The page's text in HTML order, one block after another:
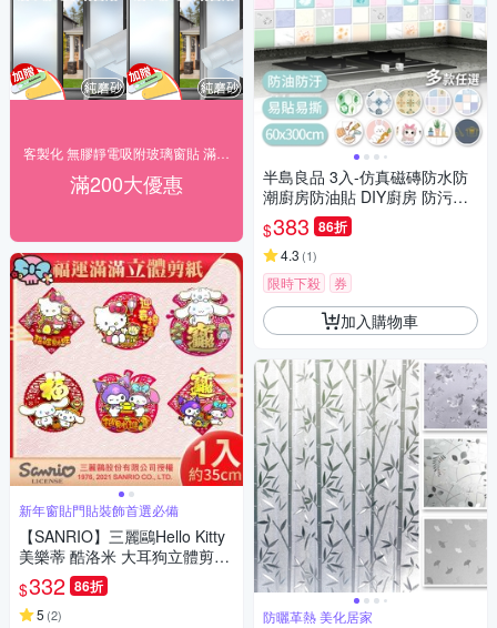
滿200大優惠
新年窗貼門貼裝飾首選必備
【SANRIO】三麗鷗Hello Kitty
美樂蒂 酷洛米 大耳狗立體剪紙
門貼(春聯 窗貼 門貼/SWT2261
0-16)
$332 86折
5 (2)
半島良品 3入-仿真磁磚防水防
潮廚房防油貼 DIY廚房 防污貼
防油貼紙 防油防汙
$383 86折
4.3 (1)
限時下殺 券
加入購物車
防曬革熱 美化居家